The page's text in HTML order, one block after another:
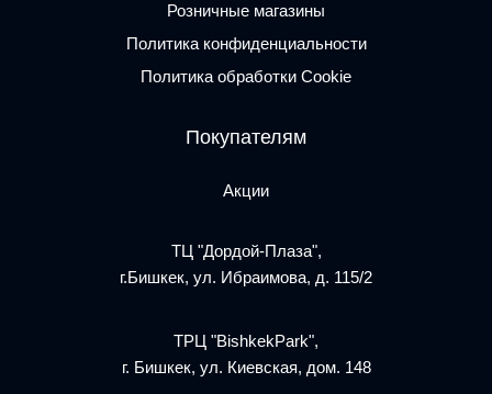
Розничные магазины
Политика конфиденциальности
Политика обработки Cookie
Покупателям
Акции
ТЦ "Дордой-Плаза",
г.Бишкек, ул. Ибраимова, д. 115/2
ТРЦ "BishkekPark",
г. Бишкек, ул. Киевская, дом. 148